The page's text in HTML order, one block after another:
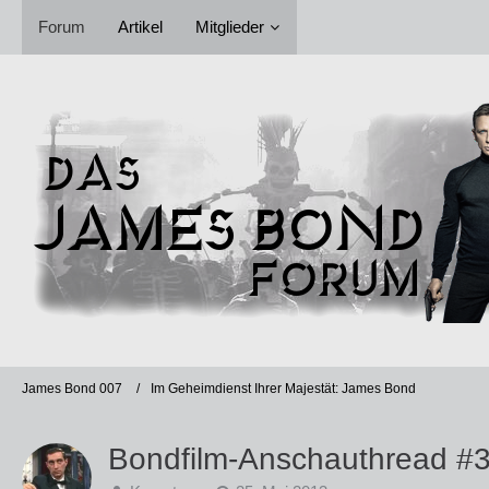
Forum Artikel Mitglieder
James Bond 007 Im Geheimdienst Ihrer Majestät: James Bond
Bondfilm-Anschauthread